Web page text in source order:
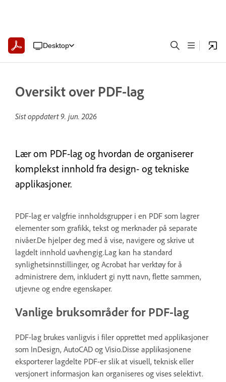
Desktop
Oversikt over PDF-lag
Sist oppdatert9. jun. 2026
Lær om PDF-lag og hvordan de organiserer
komplekst innhold fra design- og tekniske
applikasjoner.
PDF-lag er valgfrie innholdsgrupper i en PDF som lagrer
elementer som grafikk, tekst og merknader på separate
nivåer.De hjelper deg med å vise, navigere og skrive ut
lagdelt innhold uavhengig.Lag kan ha standard
synlighetsinnstillinger, og Acrobat har verktøy for å
administrere dem, inkludert gi nytt navn, flette sammen,
utjevne og endre egenskaper.
Vanlige bruksområder for PDF-lag
PDF-lag brukes vanligvis i filer opprettet med applikasjoner
som InDesign, AutoCAD og Visio.Disse applikasjonene
eksporterer lagdelte PDF-er slik at visuell, teknisk eller
versjonert informasjon kan organiseres og vises selektivt.